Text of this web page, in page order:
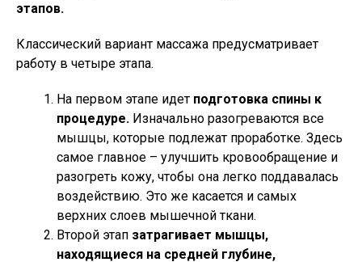
этапов.
Классический вариант массажа предусматривает
работу в четыре этапа.
На первом этапе идет подготовка спины к
процедуре. Изначально разогреваются все
мышцы, которые подлежат проработке. Здесь
самое главное – улучшить кровообращение и
разогреть кожу, чтобы она легко поддавалась
воздействию. Это же касается и самых
верхних слоев мышечной ткани.
Второй этап затрагивает мышцы,
находящиеся на средней глубине,